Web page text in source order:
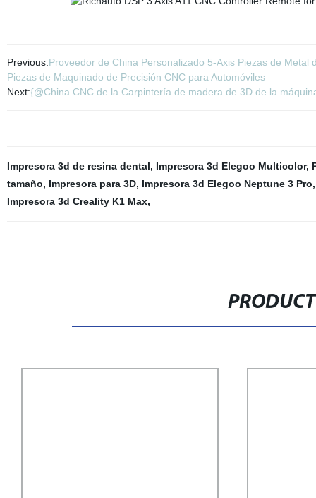
Previous:Proveedor de China Personalizado 5-Axis Piezas de
Piezas de Maquinado de Precisión CNC para Automóviles
Next:{@China CNC de la Carpintería de madera de 3D de la
Impresora 3d de resina dental, Impresora 3d Elegoo Multicolor,
tamaño, Impresora para 3D, Impresora 3d Elegoo Neptune 3 Pro
Impresora 3d Creality K1 Max,